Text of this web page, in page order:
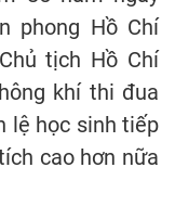
phong Hồ Chí
tịch Hồ Chí
khí thi đua
lệ học sinh tiếp
cao hơn nữa